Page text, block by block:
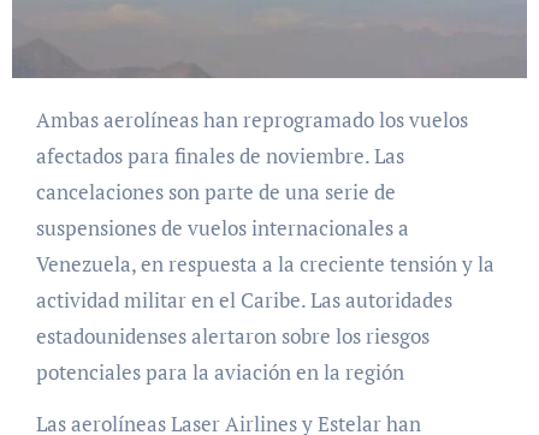
Ambas aerolíneas han reprogramado los vuelos
afectados para finales de noviembre. Las
cancelaciones son parte de una serie de
suspensiones de vuelos internacionales a
Venezuela, en respuesta a la creciente tensión y la
actividad militar en el Caribe. Las autoridades
estadounidenses alertaron sobre los riesgos
potenciales para la aviación en la región
Las aerolíneas Laser Airlines y Estelar han